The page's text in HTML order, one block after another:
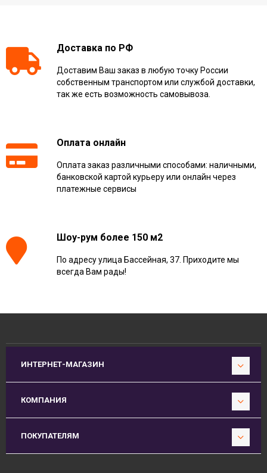
Доставка по РФ
Доставим Ваш заказ в любую точку России
собственным транспортом или службой доставки,
так же есть возможность самовывоза.
Оплата онлайн
Оплата заказ различными способами: наличными,
банковской картой курьеру или онлайн через
платежные сервисы
Шоу-рум более 150 м2
По адресу улица Бассейная, 37. Приходите мы
всегда Вам рады!
ИНТЕРНЕТ-МАГАЗИН
КОМПАНИЯ
ПОКУПАТЕЛЯМ